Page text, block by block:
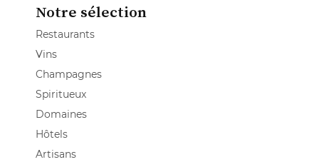
Notre sélection
Restaurants
Vins
Champagnes
Spiritueux
Domaines
Hôtels
Artisans